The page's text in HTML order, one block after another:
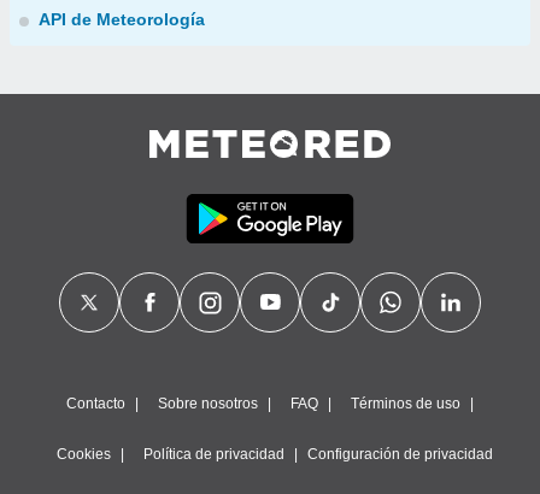
API de Meteorología
Contacto Sobre nosotros FAQ Términos de uso
Cookies Política de privacidad Configuración de privacidad